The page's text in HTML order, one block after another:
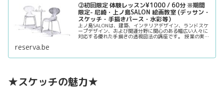
②初回限定 体験レッスン¥1000 / 60分 ※期間
限定- 尼崎・上ノ島SALON 絵画教室 (デッサン・
スケッチ・手描きパース・水彩等）
上ノ島SALONは、建築、インテリアデザイン、ランドスケ
ープデザイン、および関連分野に関心のある幅広い人々に
対応する優れた手描きの透視図法の講座です。 授業の実践
備えたい人に…
reserva.be
★スケッチの魅力★